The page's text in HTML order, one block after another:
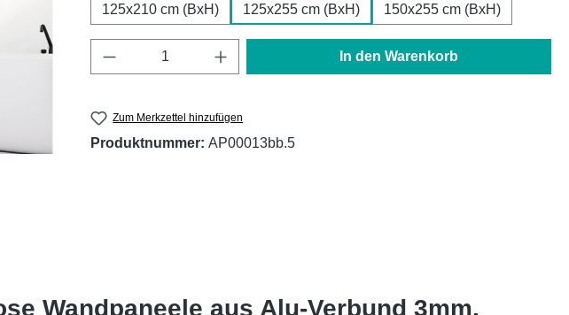
125x210 cm (BxH)
125x255 cm (BxH) 150x255 cm (BxH)
Produkt Anzahl: Gib den gewünschten Wert ein
In den Warenkorb
Zum Merkzettel hinzufügen
Produktnummer: AP00013bb.5
Wandpaneele aus Alu-Verbund 3mm,